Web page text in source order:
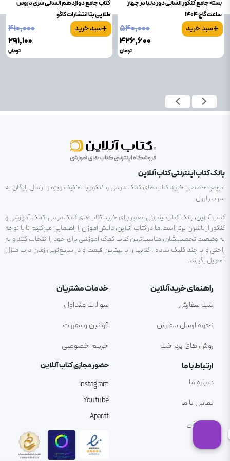
بسته جامع کنکور انسانی دور دنیا در چهار
ساعت گاج 1404
+سبد خرید
۵۴۰٬۰۰۰
۴۲۶٬۶۰۰
تومان
کتاب جامع دوازدهم انسانی سری دروس
طلایی بتا انتشارات کاگو
+سبد خرید
۴۱۰٬۰۰۰
۲۹۱٬۱۰۰
تومان
بانک کتاب اینترنتی کتاب آنلاین
مرجع تخصصی خرید کتاب های کمک درسی و کنکور با تخفیف ویژه و ارسال رایگان به
سراسر ایران
کتاب آنلاین، بانک کتاب اینترنتی معتبر برای خرید کتاب‌های کمک‌درسی ،کمک آموزشی و
کنکور از ناشران برتر است.ما در کتاب آنلاین، دانش‌آموزان را راهنمایی می‌کنیم تا با توجه
به وضعیت تحصیلیشان، مناسب‌ترین کتاب کمک آموزشی برای خود را انتخاب کنند و به
راحتی و با چند کلیک ساده ، کتابها را با بهترین قیمت و در سریع‌ترین زمان درب منزل
تحویل بگیرند.
راهنمای خرید آنلاین
ثبت سفارش
نحوه ارسال سفارش
روش های پرداخت
خدمات مشتریان
سوالات متداول
قوانین و مقررات
حریم خصوصی
ارتباط با ما
درباره ما
تماس با ما
پشتیبانی
حضور مجازی کتاب آنلاین
Instagram
Youtube
Aparat